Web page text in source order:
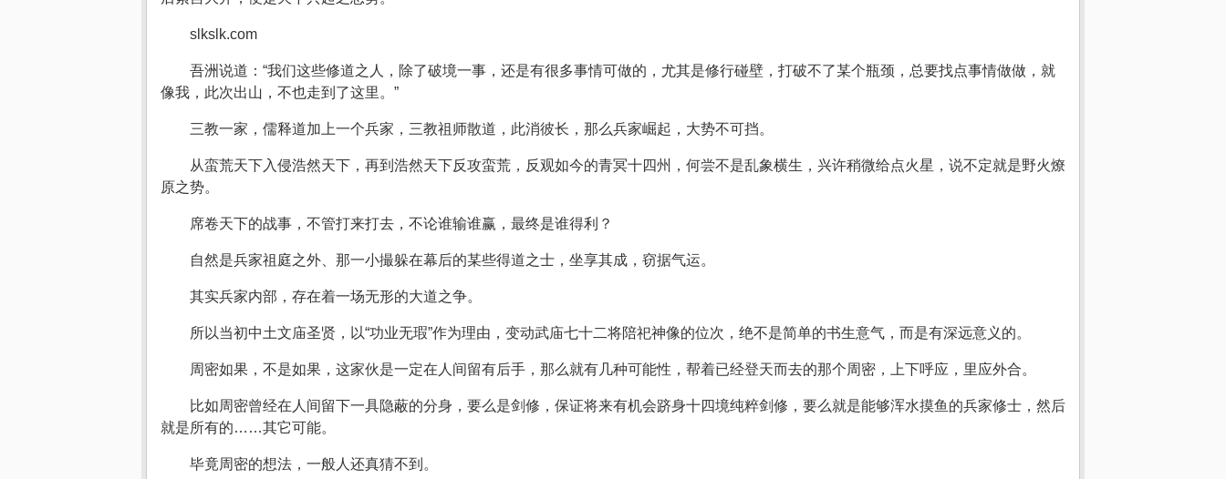
slkslk.com
吾洲说道：“我们这些修道之人，除了破境一事，还是有很多事情可做的，尤其是修行碰壁，打破不了某个瓶颈，总要找点事情做做，就
像我，此次出山，不也走到了这里。”
三教一家，儒释道加上一个兵家，三教祖师散道，此消彼长，那么兵家崛起，大势不可挡。
从蛮荒天下入侵浩然天下，再到浩然天下反攻蛮荒，反观如今的青冥十四州，何尝不是乱象横生，兴许稍微给点火星，说不定就是野火燎
原之势。
席卷天下的战事，不管打来打去，不论谁输谁赢，最终是谁得利？
自然是兵家祖庭之外、那一小撮躲在幕后的某些得道之士，坐享其成，窃据气运。
其实兵家内部，存在着一场无形的大道之争。
所以当初中土文庙圣贤，以“功业无瑕”作为理由，变动武庙七十二将陪祀神像的位次，绝不是简单的书生意气，而是有深远意义的。
周密如果，不是如果，这家伙是一定在人间留有后手，那么就有几种可能性，帮着已经登天而去的那个周密，上下呼应，里应外合。
比如周密曾经在人间留下一具隐蔽的分身，要么是剑修，保证将来有机会跻身十四境纯粹剑修，要么就是能够浑水摸鱼的兵家修士，然后
就是所有的……其它可能。
毕竟周密的想法，一般人还真猜不到。